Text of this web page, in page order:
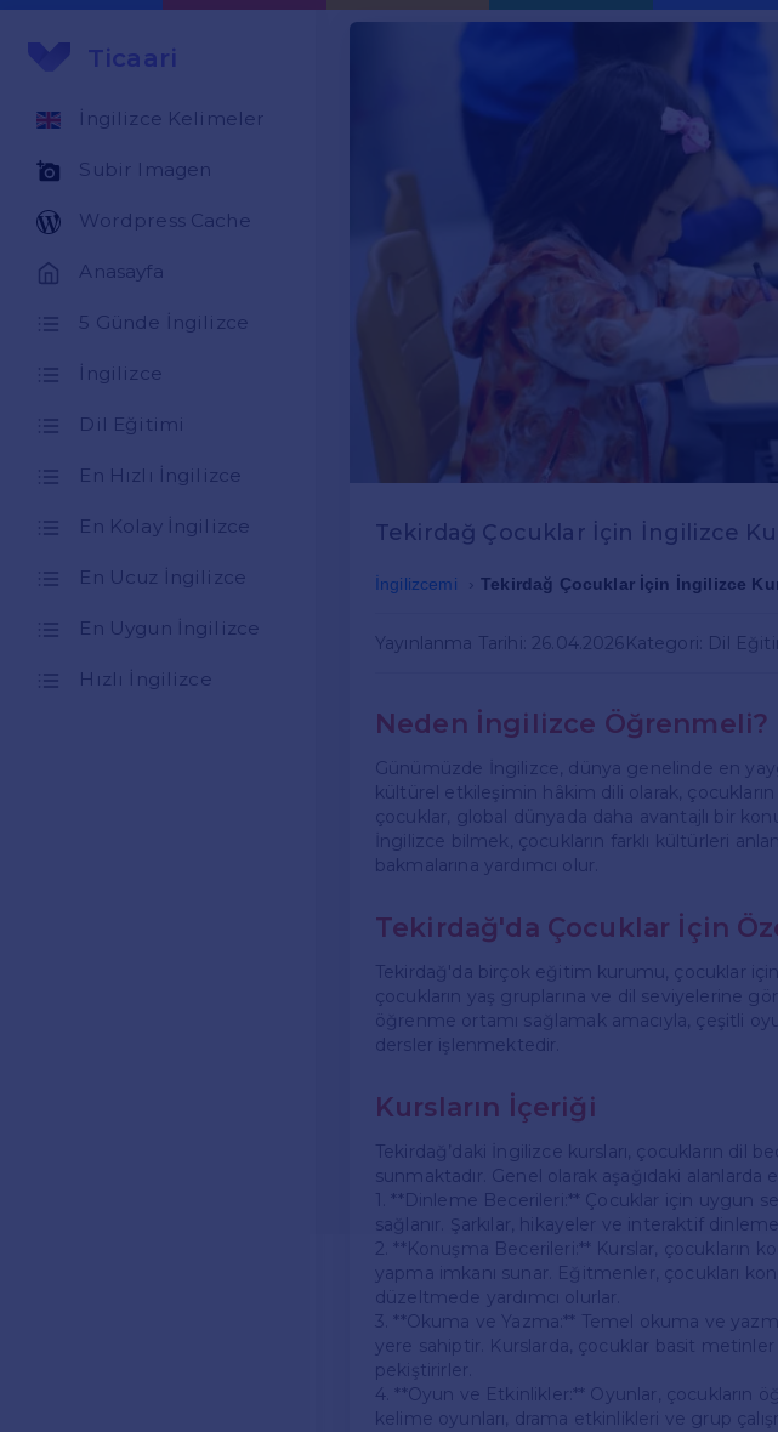
Ticaari
İngilizce Kelimeler
Subir Imagen
Wordpress Cache
Anasayfa
5 Günde İngilizce
İngilizce
Dil Eğitimi
En Hızlı İngilizce
En Kolay İngilizce
En Ucuz İngilizce
En Uygun İngilizce
Hızlı İngilizce
Tekirdağ Çocuklar İçin İngilizce
İngilizcemi Tekirdağ Çocuklar İçin İngilizce
Yayınlanma Tarihi: 26.04.2026 Kategori: Dil
Neden İngilizce Öğrenmeli?
Günümüzde İngilizce, dünya genelinde en
kültürel etkileşimin hâkim dili olarak,
çocuklar, global dünyada daha avantajlı bir
İngilizce bilmek, çocukların farklı kültürleri
bakmalarına yardımcı olur.
Tekirdağ'da Çocuklar İçin
Tekirdağ'da birçok eğitim kurumu, çocuklar
çocukların yaş gruplarına ve dil seviyelerine
öğrenme ortamı sağlamak amacıyla, çeşitli
dersler işlenmektedir.
Kursların İçeriği
Tekirdağ’daki İngilizce kursları, çocukların dil
sunmaktadır. Genel olarak aşağıdaki alanlarda
1. **Dinleme Becerileri:** Çocuklar için uygun
sağlanır. Şarkılar, hikayeler ve interaktif
2. **Konuşma Becerileri:** Kurslar, çocukların
yapma imkanı sunar. Eğitmenler, çocukları
düzeltmede yardımcı olurlar.
3. **Okuma ve Yazma:** Temel okuma ve
yere sahiptir. Kurslarda, çocuklar basit
pekiştirirler.
4. **Oyun ve Etkinlikler:** Oyunlar, çocukların
kelime oyunları, drama etkinlikleri ve grup